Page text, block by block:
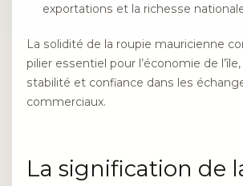
exportations et la richesse
La solidité de la roupie mauricienne
pilier essentiel pour l’économie de
stabilité et confiance dans les
commerciaux.
La signification de